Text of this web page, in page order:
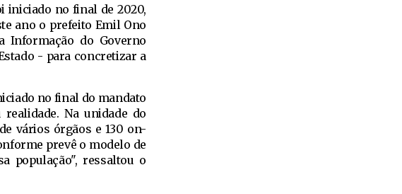
iniciado no final de 2020,
ano o prefeito Emil Ono
Informação do Governo
- para concretizar a
no final do mandato
Na unidade do
vários órgãos e 130 on-
prevê o modelo de
população", ressaltou o